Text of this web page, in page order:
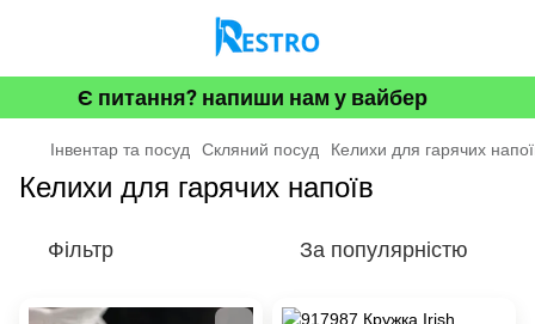
Є питання? напиши нам у вайбер
Інвентар та посуд Скляний посуд Келихи для гарячих
Келихи для гарячих напоїв
Фільтр За популярністю